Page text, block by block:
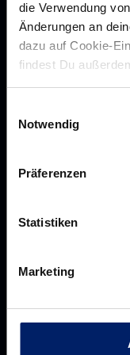
die Verwendung
Änderungen an
dazu auf Cookie-
findest Du
Notwendig
Präferenzen
Statistiken
Marketing
Über
klicken
hier
Über uns
Werte der
Pressecenter
öffnen,
Business
VIP Dauerkarten